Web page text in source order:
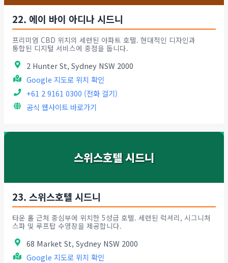
22. 에이 바이 아디나 시드니
프리미엄 CBD 위치의 세련된 아파트 호텔. 현대적인 디자인과
통합된 디지털 서비스에 중점을 둡니다.
2 Hunter St, Sydney NSW 2000
Google 지도로 위치 확인
+61 2 9161 0300 (전화 걸기)
공식 웹사이트 바로가기
스위스호텔 시드니
23. 스위스호텔 시드니
타운 홀 근처 중심부에 위치한 5성급 호텔. 세련된 럭셔리, 시그니처
스파 및 루프탑 수영장을 제공합니다.
68 Market St, Sydney NSW 2000
Google 지도로 위치 확인